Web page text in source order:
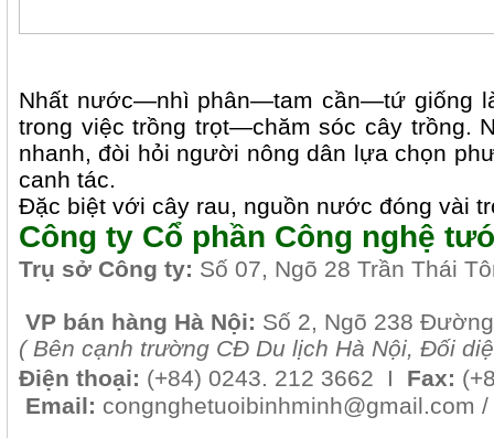
Nhất nước—nhì phân—tam cần—tứ giống
trong việc trồng trọt—chăm sóc cây trồng.
nhanh, đòi hỏi người nông dân lựa chọn
canh tác.
Đặc biệt với cây rau, nguồn nước đóng vài
Công ty Cổ phần Công nghệ
Trụ sở Công ty: Số 07, Ngõ 28 Trần Thái
VP bán hàng Hà Nội: Số 2, Ngõ 238
( Bên cạnh trường CĐ Du lịch Hà Nội, Đối
Điện thoại: (+84) 0243. 212 3662 I Fax:
Email: congnghetuoibinhminh@gmail.com /